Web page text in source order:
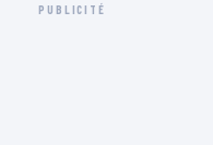
PUBLICITÉ